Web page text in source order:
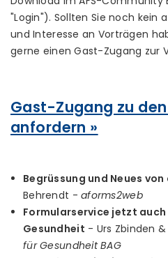
"Login"). Sollten Sie noch kein
und Interesse an Vorträgen
gerne einen Gast-Zugang zur
Gast-Zugang zu
anfordern »
Begrüssung und Neues
Behrendt -aforms2web
Formularservice jetzt
Gesundheit - Urs Zbinden
für Gesundheit BAG